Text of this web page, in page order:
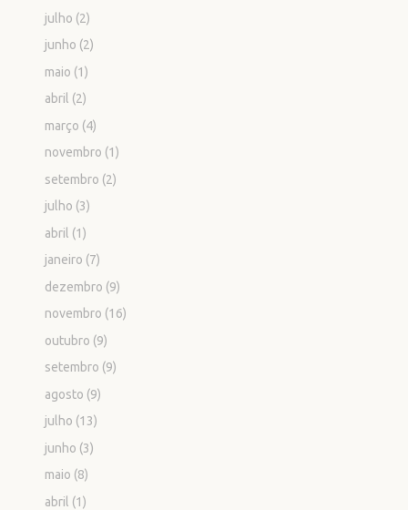
julho (2)
junho (2)
maio (1)
abril (2)
março (4)
novembro (1)
setembro (2)
julho (3)
abril (1)
janeiro (7)
dezembro (9)
novembro (16)
outubro (9)
setembro (9)
agosto (9)
julho (13)
junho (3)
maio (8)
abril (1)